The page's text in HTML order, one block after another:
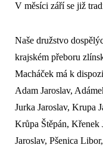
V měsíci září se již
Naše družstvo
krajském přeboru
Macháček má k
Adam Jaroslav,
Jurka Jaroslav, Krupa
Krůpa Štěpán, Křenek
Jaroslav, Pšenica